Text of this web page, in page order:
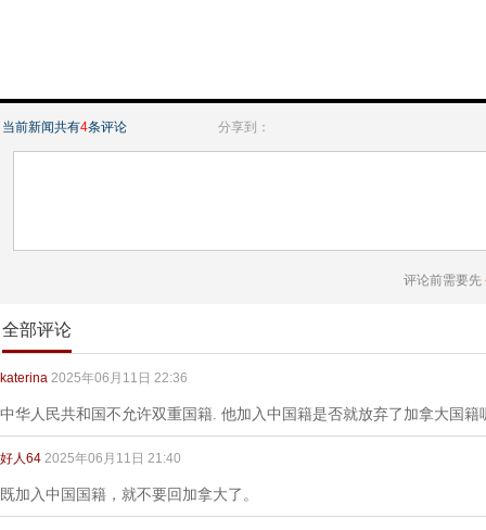
当前新闻共有4条评论 分享到：
评论前需要先
全部评论
katerina 2025年06月11日 22:36
中华人民共和国不允许双重国籍. 他加入中国籍是否就放弃了加拿大国籍
好人64 2025年06月11日 21:40
既加入中国国籍，就不要回加拿大了。